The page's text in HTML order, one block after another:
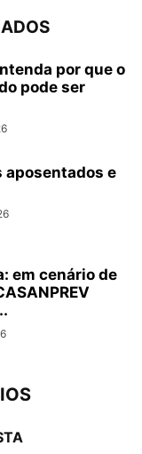
por que o
pode ser
aposentados e
em cenário de